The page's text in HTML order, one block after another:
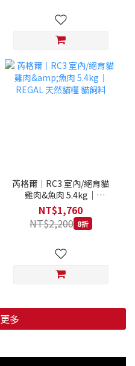
芮格爾｜RC3 室內/絕育貓
雞肉&魚肉 5.4kg｜
REGAL 天然貓糧 貓飼料
NT$1,760
NT$2,200 8折
多